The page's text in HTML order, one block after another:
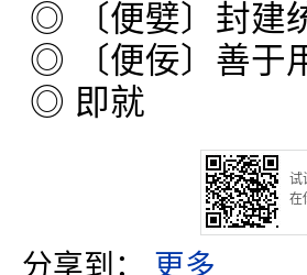
◎ 〔便嬖〕封建
◎ 〔便佞〕善于
◎ 即就
试
在
分享到： 更多